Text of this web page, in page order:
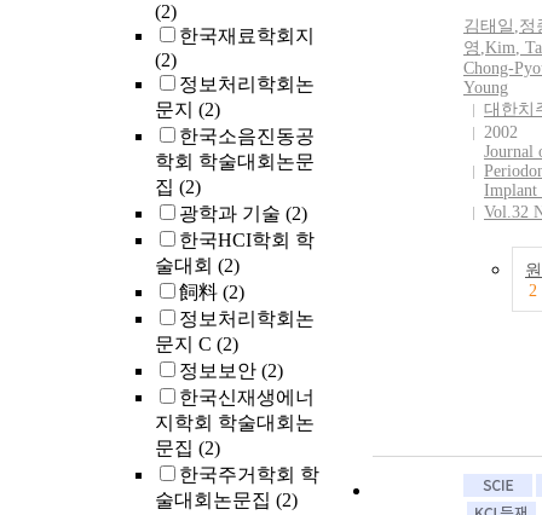
(2)
한국재료학회지
(2)
정보처리학회논
문지 (2)
한국소음진동공
학회 학술대회논문
집 (2)
광학과 기술 (2)
한국HCI학회 학
술대회 (2)
飼料 (2)
정보처리학회논
문지 C (2)
정보보안 (2)
한국신재생에너
지학회 학술대회논
문집 (2)
한국주거학회 학
술대회논문집 (2)
김태일 ,정
영 ,Kim,
Chong-
Young
대한치
2002
Journal
Implant
Vol.32
2